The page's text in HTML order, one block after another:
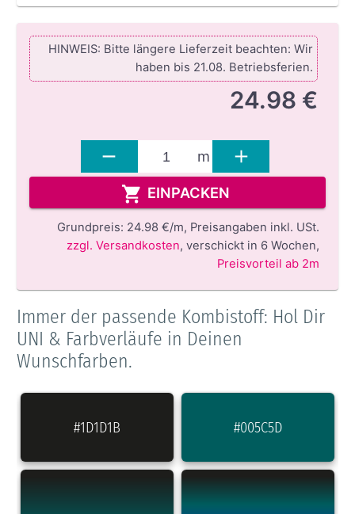
HINWEIS: Bitte längere Lieferzeit beachten: Wir
haben bis 21.08. Betriebsferien.
24.98 €
m
EINPACKEN
Grundpreis: 24.98 €/m, Preisangaben inkl. USt.
zzgl. Versandkosten,verschickt in 6 Wochen,
Preisvorteil ab 2m
Immer der passende Kombistoff: Hol Dir
UNI & Farbverläufe in Deinen
Wunschfarben.
#1D1D1B #005C5D